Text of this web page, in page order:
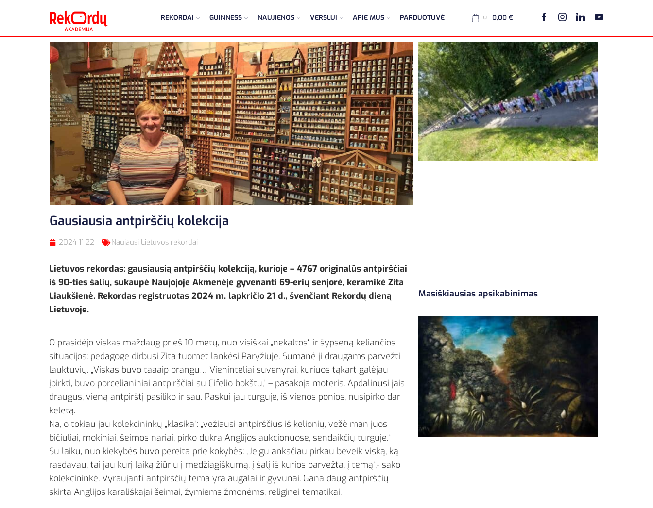
REKORDAI GUINNESS NAUJIENOS VERSLUI APIE MUS PARDUOTUVĖ 0 0,00€
Gausiausia antpirščių kolekcija
2024 11 22 Naujausi Lietuvos rekordai
Lietuvos rekordas: gausiausią antpirščių kolekciją, kurioje – 4767 originalūs antpirščiai
iš 90-ties šalių, sukaupė Naujojoje Akmenėje gyvenanti 69-erių senjorė, keramikė Zita
Liaukšienė. Rekordas registruotas 2024 m. lapkričio 21 d., švenčiant Rekordų dieną
Lietuvoje.
O prasidėjo viskas maždaug prieš 10 metų, nuo visiškai „nekaltos“ ir šypseną keliančios
situacijos: pedagoge dirbusi Zita tuomet lankėsi Paryžiuje. Sumanė ji draugams parvežti
lauktuvių. „Viskas buvo taaaip brangu… Vieninteliai suvenyrai, kuriuos tąkart galėjau
įpirkti, buvo porcelianiniai antpirščiai su Eifelio bokštu,“ – pasakoja moteris. Apdalinusi jais
draugus, vieną antpirštį pasiliko ir sau. Paskui jau turguje, iš vienos ponios, nusipirko dar
keletą.
Na, o tokiau jau kolekcininkų „klasika“: „vežiausi antpirščius iš kelionių, vežė man juos
bičiuliai, mokiniai, šeimos nariai, pirko dukra Anglijos aukcionuose, sendaikčių turguje.“
Su laiku, nuo kiekybės buvo pereita prie kokybės: „Jeigu anksčiau pirkau beveik viską, ką
rasdavau, tai jau kurį laiką žiūriu į medžiagiškumą, į šalį iš kurios parvežta, į temą“,- sako
kolekcininkė. Vyraujanti antpirščių tema yra augalai ir gyvūnai. Gana daug antpirščių
skirta Anglijos karališkajai šeimai, žymiems žmonėms, religinei tematikai.
Masiškiausias apsikabinimas